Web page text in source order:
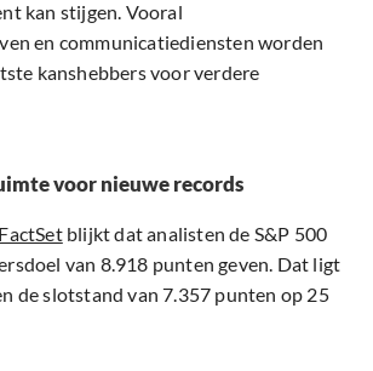
kan stijgen. Vooral
en communicatiediensten worden
kanshebbers voor verdere
voor nieuwe records
blijkt dat analisten de S&P 500
van 8.918 punten geven. Dat ligt
de slotstand van 7.357 punten op 25